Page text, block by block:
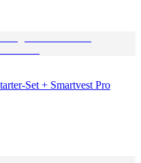
Set + Smartvest Pro